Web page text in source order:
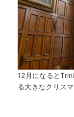
12月になると
る大きなクリス